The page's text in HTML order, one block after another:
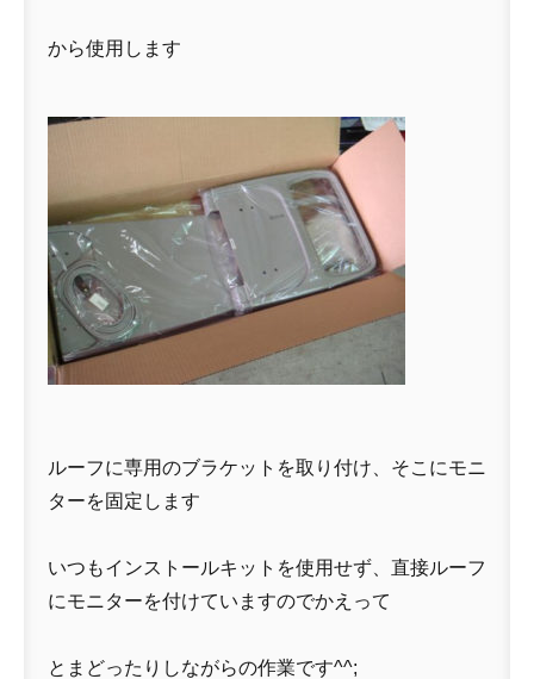
から使用します
ルーフに専用のブラケットを取り付け、そこにモニ
ターを固定します
いつもインストールキットを使用せず、直接ルーフ
にモニターを付けていますのでかえって
とまどったりしながらの作業です^^;